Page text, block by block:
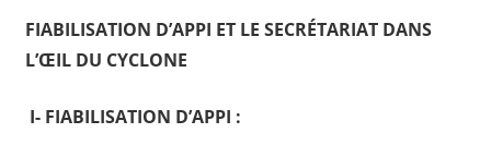
FIABILISATION D’APPI ET LE SECRÉTARIAT DANS
L’ŒIL DU CYCLONE
I- FIABILISATION D’APPI :